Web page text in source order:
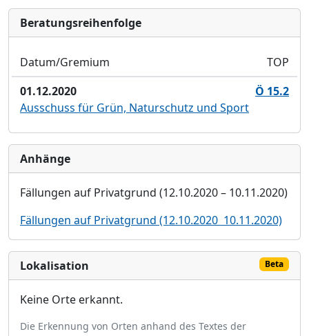
Bera­tungs­reihen­folge
Datum/Gremium
TOP
01.12.2020
Ö 15.2
Ausschuss für Grün, Naturschutz und Sport
Anhänge
Fällungen auf Privatgrund (12.10.2020 – 10.11.2020)
Fällungen auf Privatgrund (12.10.2020  10.11.2020)
Lokalisation Beta
Keine Orte erkannt.
Die Erkennung von Orten anhand des Textes der